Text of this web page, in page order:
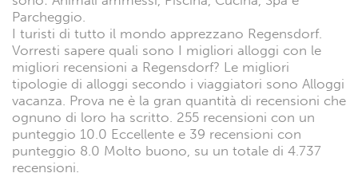
Parcheggio.
I turisti di tutto il mondo apprezzano Regensdorf.
Vorresti sapere quali sono I migliori alloggi con le
migliori recensioni a Regensdorf? Le migliori
tipologie di alloggi secondo i viaggiatori sono Alloggi
vacanza. Prova ne è la gran quantità di recensioni che
ognuno di loro ha scritto. 255 recensioni con un
punteggio 10.0 Eccellente e 39 recensioni con
punteggio 8.0 Molto buono, su un totale di 4.737
recensioni.